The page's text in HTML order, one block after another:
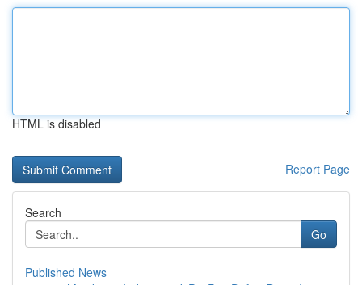
HTML is disabled
Report Page
Search
Go
Published News